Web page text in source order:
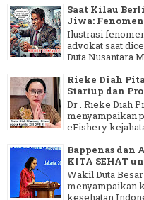
Saat Kilau
Jiwa:
Ilustrasi
advokat saat
Duta Nusantara
Rieke Diah
Startup dan
Dr . Rieke Diah
menyampaikan
eFishery
Bappenas dan
KITA SEHAT
Wakil Duta
menyampaikan
kesehatan